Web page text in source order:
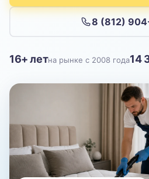
8 (812)
16+ летна рынке с 2008 года14